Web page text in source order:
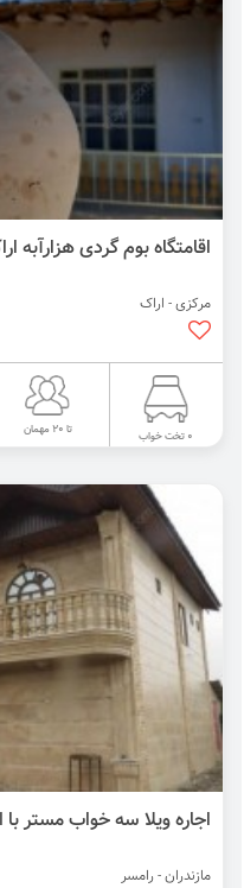
اقامتگاه بوم گردی هزارآبه
مرکزی - اراک
0 تخت خواب تا 20 مهمان
اجاره ویلا سه خواب مستر
مازندران - رامسر